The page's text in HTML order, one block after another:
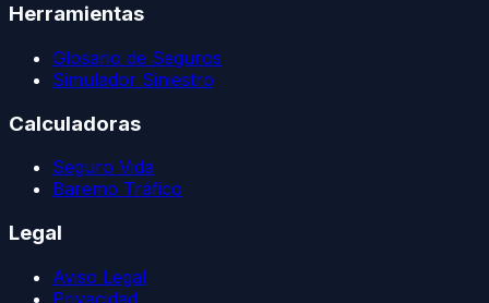
Herramientas
Glosario de Seguros
Simulador Siniestro
Calculadoras
Seguro Vida
Baremo Tráfico
Legal
Aviso Legal
Privacidad